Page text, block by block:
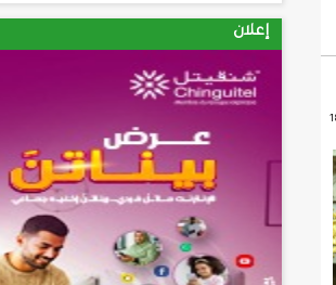
إعلان